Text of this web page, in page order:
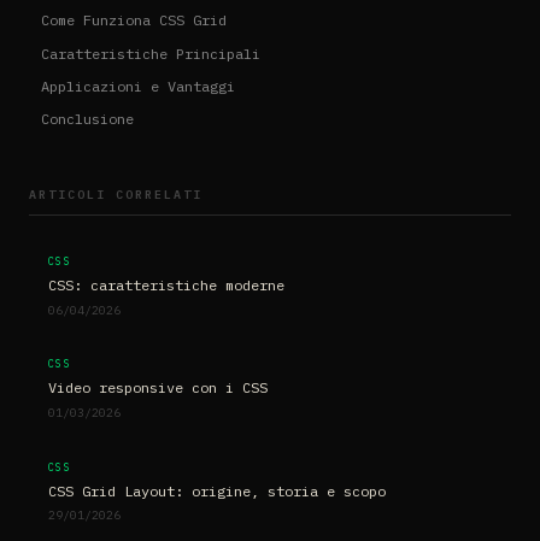
Come Funziona CSS Grid
Caratteristiche Principali
Applicazioni e Vantaggi
Conclusione
ARTICOLI CORRELATI
CSS
CSS: caratteristiche moderne
06/04/2026
CSS
Video responsive con i CSS
01/03/2026
CSS
CSS Grid Layout: origine, storia e scopo
29/01/2026